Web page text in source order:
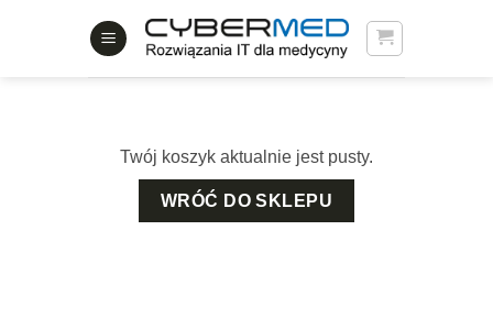
Twój koszyk aktualnie jest pusty.
WRÓĆ DO SKLEPU